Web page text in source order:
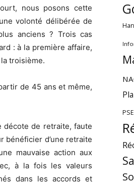
nous posons cette
volonté délibérée de
anciens ? Trois cas
: à la première affaire,
troisième.
de 45 ans et même,
décote de retraite, faute
bénéficier d’une retraite
mauvaise action aux
à la fois les valeurs
dans les accords et
PSE